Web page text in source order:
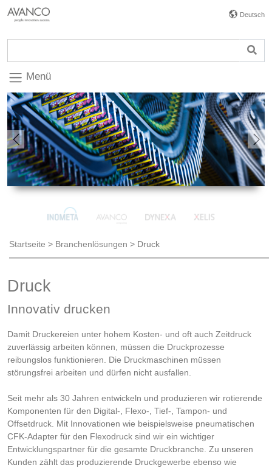
Deutsch
Menü
Previous
Startseite > Branchenlösungen > Druck
Druck
Innovativ drucken
Damit Druckereien unter hohem Kosten- und oft auch Zeitdruck
zuverlässig arbeiten können, müssen die Druckprozesse
reibungslos funktionieren. Die Druckmaschinen müssen
störungsfrei arbeiten und dürfen nicht ausfallen.
Seit mehr als 30 Jahren entwickeln und produzieren wir rotierende
Komponenten für den Digital-, Flexo-, Tief-, Tampon- und
Offsetdruck. Mit Innovationen wie beispielsweise pneumatischen
CFK-Adapter für den Flexodruck sind wir ein wichtiger
Entwicklungspartner für die gesamte Druckbranche. Zu unseren
Kunden zählt das produzierende Druckgewerbe ebenso wie